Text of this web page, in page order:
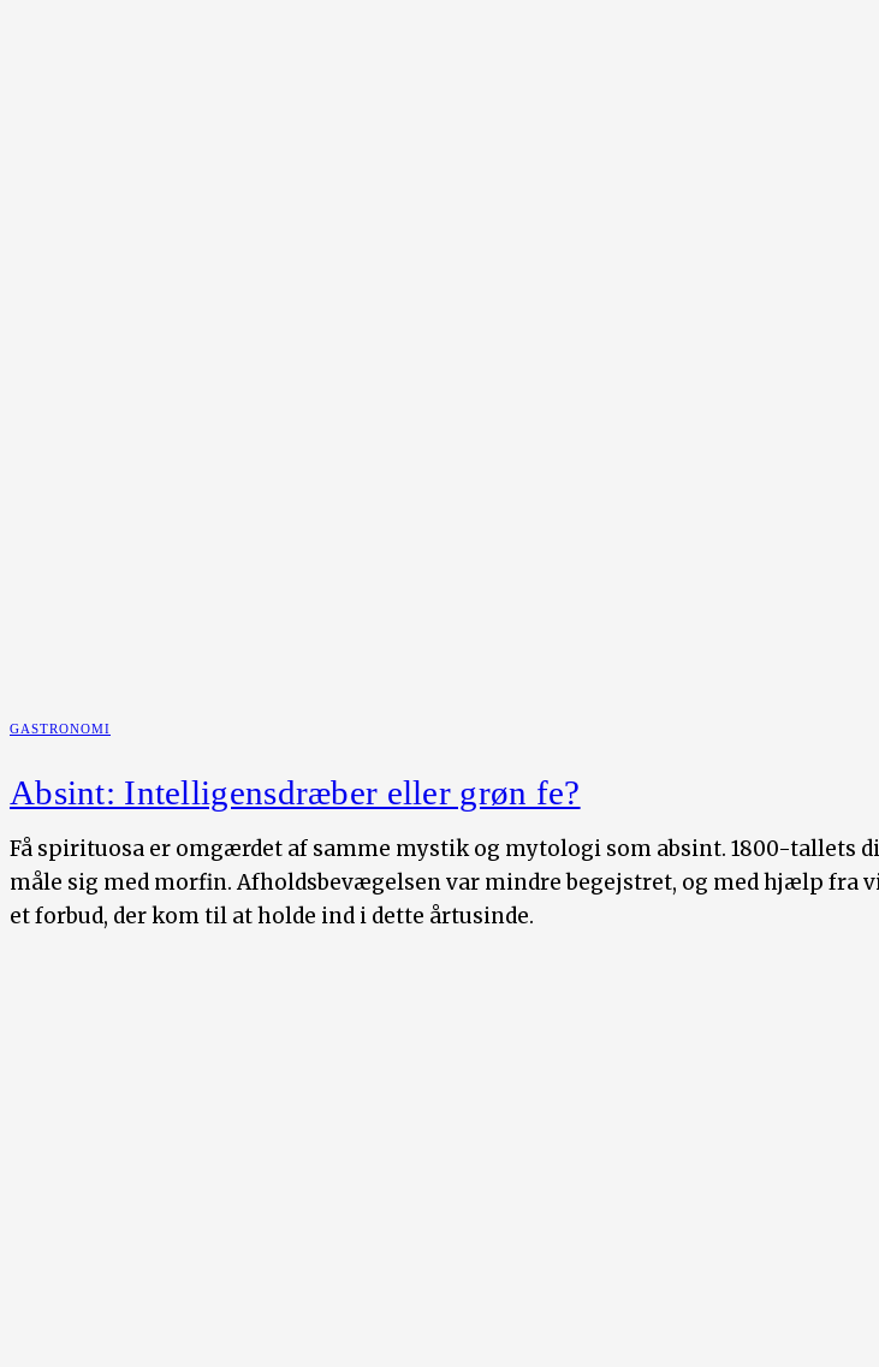
GASTRONOMI
Absint: Intelligensdræber eller grøn fe?
Få spirituosa er omgærdet af samme mystik og mytologi som absint. 1800-tallets
måle sig med morfin. Afholdsbevægelsen var mindre begejstret, og med hjælp fra
et forbud, der kom til at holde ind i dette årtusinde.